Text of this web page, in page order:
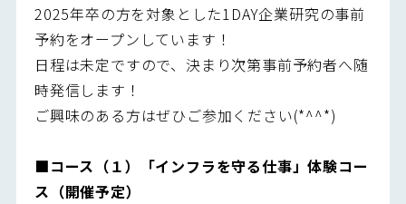
2025年卒の方を対象とした1DAY企業研究の事前
予約をオープンしています！
日程は未定ですので、決まり次第事前予約者へ随
時発信します！
ご興味のある方はぜひご参加ください(*^^*)
■コース（１）「インフラを守る仕事」体験コー
ス（開催予定）